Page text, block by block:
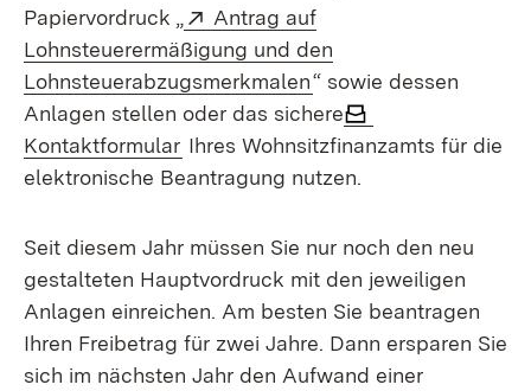
Papiervordruck „
Extern:
Antrag auf
Lohnsteuerermäßigung und den
Lohnsteuerabzugsmerkmalen(Öffnet in neuem
“ sowie dessen
Anlagen stellen oder das sichere
Kontaktformular Ihres Wohnsitzfinanzamts für die
elektronische Beantragung nutzen.
Seit diesem Jahr müssen Sie nur noch den neu
gestalteten Hauptvordruck mit den jeweiligen
Anlagen einreichen. Am besten Sie beantragen
Ihren Freibetrag für zwei Jahre. Dann ersparen Sie
sich im nächsten Jahr den Aufwand einer